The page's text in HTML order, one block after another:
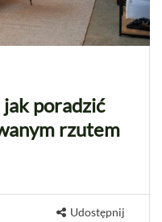
poradzić
rzutem
Udostępnij